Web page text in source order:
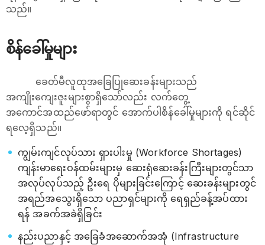
သည်။
စိန်ခေါ်မှုများ
ခေတ်မီလူထုအခြေပြုဆေးခန်းများသည်
အကျိုးကျေးဇူးများစွာရှိသော်လည်း လက်တွေ့
အကောင်အထည်ဖော်ရာတွင် အောက်ပါစိန်ခေါ်မှုများကို ရင်ဆိုင်
ရလေ့ရှိသည်။
ကျွမ်းကျင်လုပ်သား ရှားပါးမှု (Workforce Shortages)
ကျန်းမာရေးဝန်ထမ်းများမှ ဆေးရုံဆေးခန်းကြီးများတွင်သာ
အလုပ်လုပ်သည့် ဦးရေ ပိုများခြင်းကြောင့် ဆေးခန်းများတွင်
အရည်အသွေးရှိသော ပညာရှင်များကို ရေရှည်ခန့်အပ်ထား
ရန် အခက်အခဲရှိခြင်း
နည်းပညာနှင့် အခြေခံအဆောက်အအုံ (Infrastructure